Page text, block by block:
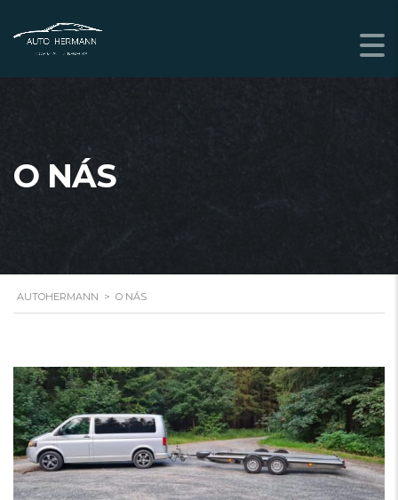
O NÁS
AUTOHERMANN > O NÁS